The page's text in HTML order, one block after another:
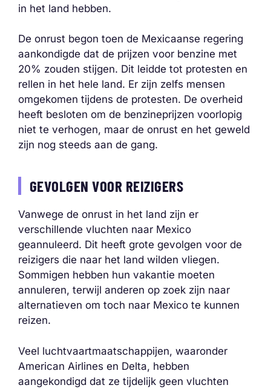
in het land hebben.
De onrust begon toen de Mexicaanse regering
aankondigde dat de prijzen voor benzine met
20% zouden stijgen. Dit leidde tot protesten en
rellen in het hele land. Er zijn zelfs mensen
omgekomen tijdens de protesten. De overheid
heeft besloten om de benzineprijzen voorlopig
niet te verhogen, maar de onrust en het geweld
zijn nog steeds aan de gang.
GEVOLGEN VOOR REIZIGERS
Vanwege de onrust in het land zijn er
verschillende vluchten naar Mexico
geannuleerd. Dit heeft grote gevolgen voor de
reizigers die naar het land wilden vliegen.
Sommigen hebben hun vakantie moeten
annuleren, terwijl anderen op zoek zijn naar
alternatieven om toch naar Mexico te kunnen
reizen.
Veel luchtvaartmaatschappijen, waaronder
American Airlines en Delta, hebben
aangekondigd dat ze tijdelijk geen vluchten